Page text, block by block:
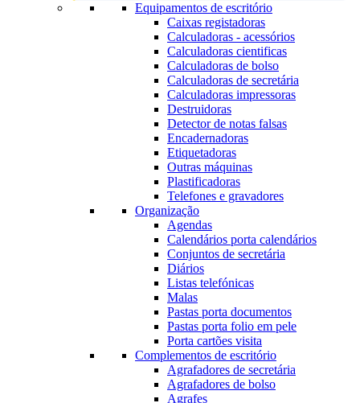
Equipamentos de escritório
Caixas registadoras
Calculadoras - acessórios
Calculadoras cientificas
Calculadoras de bolso
Calculadoras de secretária
Calculadoras impressoras
Destruidoras
Detector de notas falsas
Encadernadoras
Etiquetadoras
Outras máquinas
Plastificadoras
Telefones e gravadores
Organização
Agendas
Calendários porta calendários
Conjuntos de secretária
Diários
Listas telefónicas
Malas
Pastas porta documentos
Pastas porta folio em pele
Porta cartões visita
Complementos de escritório
Agrafadores de secretária
Agrafadores de bolso
Agrafes